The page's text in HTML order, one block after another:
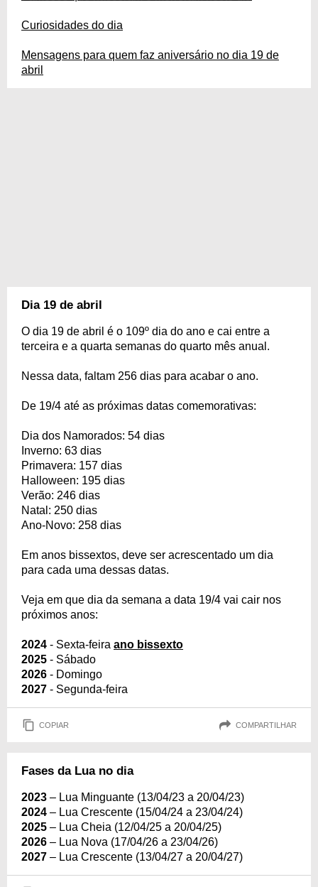
Curiosidades do dia
Mensagens para quem faz aniversário no dia 19 de
abril
Dia 19 de abril
O dia 19 de abril é o 109º dia do ano e cai entre a
terceira e a quarta semanas do quarto mês anual.
Nessa data, faltam 256 dias para acabar o ano.
De 19/4 até as próximas datas comemorativas:
Dia dos Namorados: 54 dias
Inverno: 63 dias
Primavera: 157 dias
Halloween: 195 dias
Verão: 246 dias
Natal: 250 dias
Ano-Novo: 258 dias
Em anos bissextos, deve ser acrescentado um dia
para cada uma dessas datas.
Veja em que dia da semana a data 19/4 vai cair nos
próximos anos:
2024 - Sexta-feira ano bissexto
2025 - Sábado
2026 - Domingo
2027 - Segunda-feira
COPIAR COMPARTILHAR
Fases da Lua no dia
2023 – Lua Minguante (13/04/23 a 20/04/23)
2024 – Lua Crescente (15/04/24 a 23/04/24)
2025 – Lua Cheia (12/04/25 a 20/04/25)
2026 – Lua Nova (17/04/26 a 23/04/26)
2027 – Lua Crescente (13/04/27 a 20/04/27)